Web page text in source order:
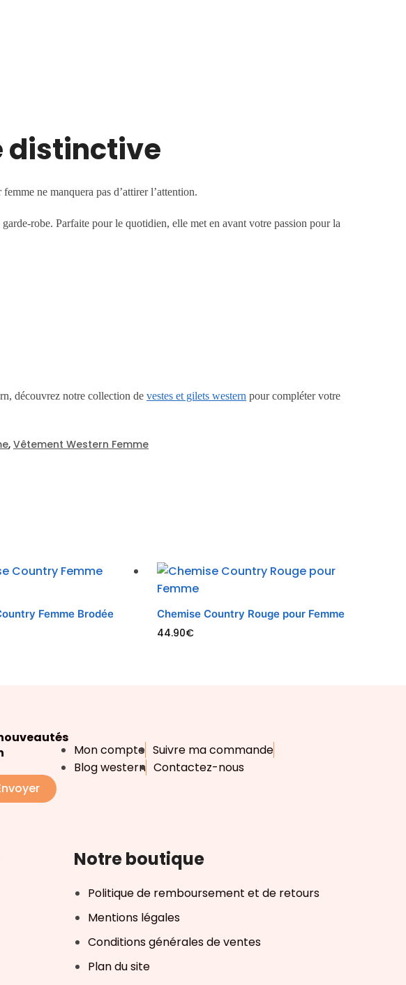
distinctive
ne manquera pas d’attirer l’attention.
robe. Parfaite pour le quotidien, elle met en avant votre passion pour la
découvrez notre collection devestes et gilets western pour compléter votre
, Vêtement Western Femme
Femme Brodée Chemise Country Rouge pour Femme
44.90€
Mon compte Suivre ma commande
Blog western Contactez-nous
Notre boutique
Politique de remboursement et de retours
Mentions légales
Conditions générales de ventes
Plan du site